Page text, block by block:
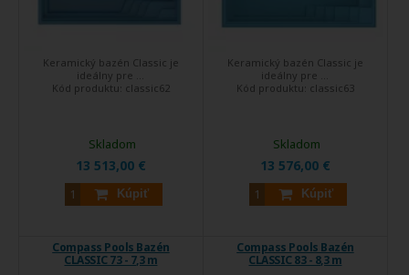
Keramický bazén Classic je
ideálny pre ...
Kód produktu: classic62
13 513,00 €
Kúpiť
Skladom
Keramický bazén Classic je
ideálny pre ...
Kód produktu: classic63
13 576,00 €
Kúpiť
Skladom
Compass Pools Bazén
CLASSIC 73 - 7,3 m
Compass Pools Bazén
CLASSIC 83 - 8,3 m